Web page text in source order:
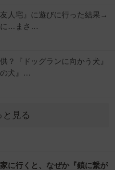
人宅』に遊びに行った結果→
に…まさ…
？『ドッグランに向かう犬』
の犬』…
と見る
に行くと、なぜか『鎖に繋が